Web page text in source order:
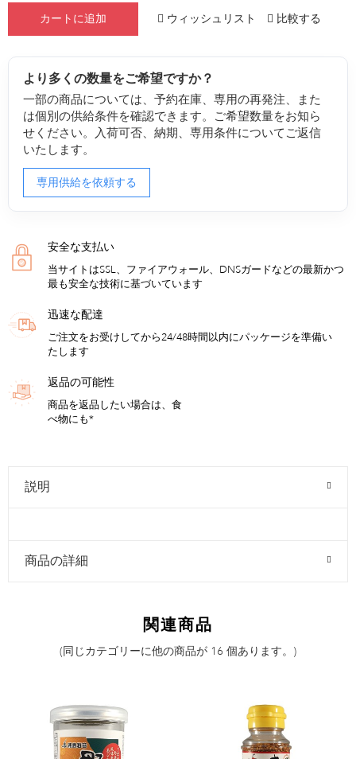
カートに追加 ウィッシュリスト 比較する
より多くの数量をご希望ですか？
一部の商品については、予約在庫、専用の再発注、また
は個別の供給条件を確認できます。ご希望数量をお知ら
せください。入荷可否、納期、専用条件についてご返信
いたします。
専用供給を依頼する
安全な支払い
当サイトはSSL、ファイアウォール、DNSガードなどの最新かつ
最も安全な技術に基づいています
迅速な配達
ご注文をお受けしてから24/48時間以内にパッケージを準備い
たします
返品の可能性
商品を返品したい場合は、食
べ物にも*
説明
商品の詳細
関連商品
(同じカテゴリーに他の商品が 16 個あります。)